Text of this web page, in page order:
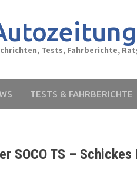
Tests, Fahrberichte,
TESTS & FAHRBERICHTE
SOCO TS –